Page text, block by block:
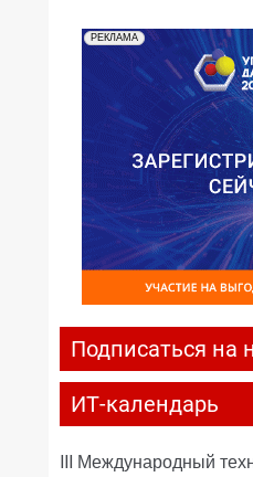
РЕКЛАМА
Подписаться на
ИТ-календарь
III Международный